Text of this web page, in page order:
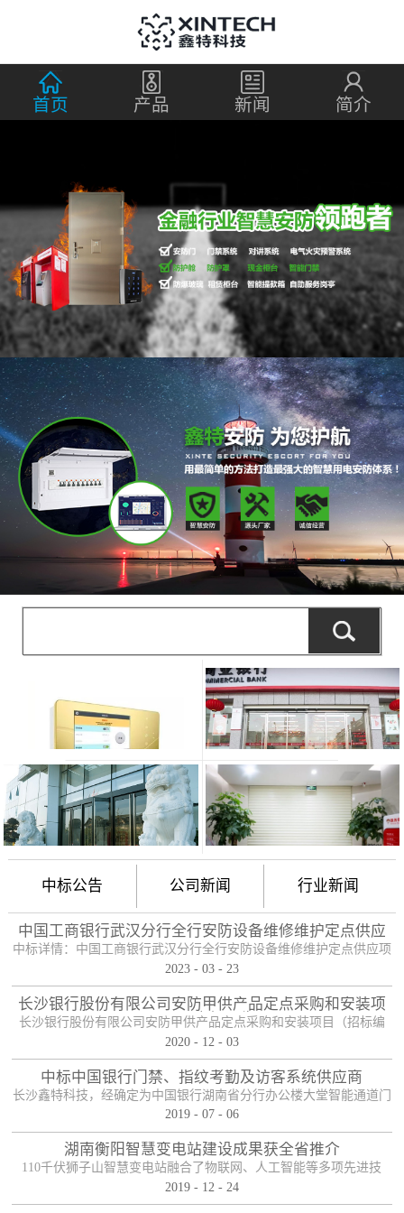
首页 产品 新闻 简介
中标公告 公司新闻 行业新闻
中国工商银行武汉分行全行安防设备维修维护定点供应
项目
中标详情：中国工商银行武汉分行全行安防设备维修维护定点供应项
目（项目编号：HBZTH-FW-2022-106），于2023年2月3日以公开招
定贵单位为本项目2包的入围供应商。中标产品：防护舱
2023 - 03 - 23
长沙银行股份有限公司安防甲供产品定点采购和安装项
目——中标公告
长沙银行股份有限公司安防甲供产品定点采购和安装项目（招标编
号：0646-204HNGL500）评标工作已经结束，经评标委员会认真评
的中标人。包一采购内容为：1、甲级木质防火门；2、防尾随联动互
锁安全门；3、自助银行安全防护门；4、甲级防盗安全门（优质
钢）；5、钢化玻璃自动感应门、防砸玻璃自动感应，和电机；6、银
行专用防盗卷帘门（含电机、控...
2020 - 12 - 03
中标中国银行门禁、指纹考勤及访客系统供应商
长沙鑫特科技，经确定为中国银行湖南省分行办公楼大堂智能通道门
禁、指纹考勤、访客系统采购项目供应商。门禁指纹考勤系统
2019 - 07 - 06
湖南衡阳智慧变电站建设成果获全省推介
110千伏狮子山智慧变电站融合了物联网、人工智能等多项先进技
术，是设备侧电力物联网建设在专业领域的最佳实践。”近日，国网
2019 - 12 - 24